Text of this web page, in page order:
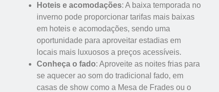
Hoteis e acomodações: A baixa temporada no
inverno pode proporcionar tarifas mais baixas
em hoteis e acomodações, sendo uma
oportunidade para aproveitar estadias em
locais mais luxuosos a preços acessíveis.
Conheça o fado: Aproveite as noites frias para
se aquecer ao som do tradicional fado, em
casas de show como a Mesa de Frades ou o